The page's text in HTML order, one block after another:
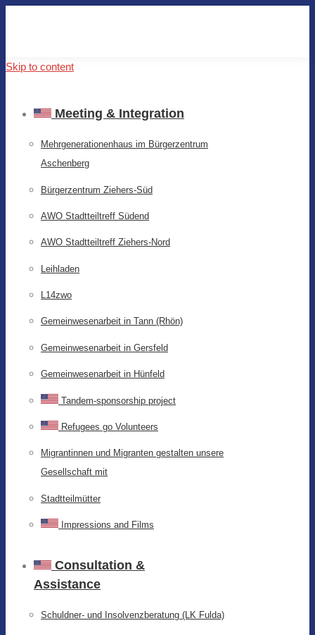
Skip to content
Meeting & Integration
Mehrgenerationenhaus im Bürgerzentrum
Aschenberg
Bürgerzentrum Ziehers-Süd
AWO Stadtteiltreff Südend
AWO Stadtteiltreff Ziehers-Nord
Leihladen
L14zwo
Gemeinwesenarbeit in Tann (Rhön)
Gemeinwesenarbeit in Gersfeld
Gemeinwesenarbeit in Hünfeld
Tandem-sponsorship project
Refugees go Volunteers
Migrantinnen und Migranten gestalten unsere
Gesellschaft mit
Stadtteilmütter
Impressions and Films
Consultation &
Assistance
Schuldner- und Insolvenzberatung (LK Fulda)